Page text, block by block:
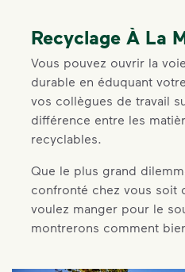
Recyclage À La
Vous pouvez ouvrir la
durable en éduquant
vos collègues de travail
différence entre les
recyclables.
Que le plus grand
confronté chez vous soit
voulez manger pour le
montrerons comment